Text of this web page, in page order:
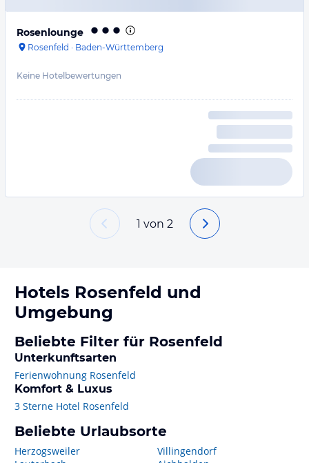
Rosenlounge
Rosenfeld · Baden-Württemberg
Keine Hotelbewertungen
1 von 2
Hotels Rosenfeld und
Umgebung
Beliebte Filter für Rosenfeld
Unterkunftsarten
Ferienwohnung Rosenfeld
Komfort & Luxus
3 Sterne Hotel Rosenfeld
Beliebte Urlaubsorte
Herzogsweiler
Villingendorf